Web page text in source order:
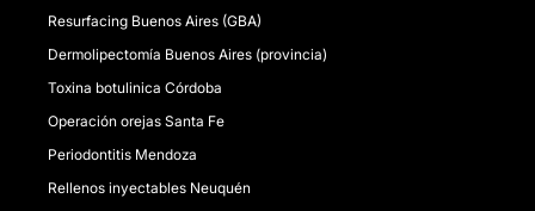
Resurfacing Buenos Aires (GBA)
Dermolipectomía Buenos Aires (provincia)
Toxina botulinica Córdoba
Operación orejas Santa Fe
Periodontitis Mendoza
Rellenos inyectables Neuquén